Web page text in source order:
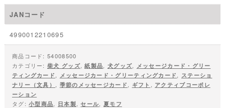
JANコード
4990012210695
商品コード:54008500
カテゴリー:柴犬 グッズ,紙製品, 犬グッズ,
メッセージカード・グリー
ティングカード, メッセージカード・グリーティングカード, ステーショ
ナリー（文具） , 季節のメッセージカード, ギフト , アクティブコーポレ
ーション
タグ:小型商品, 日本製,セール, 夏モフ